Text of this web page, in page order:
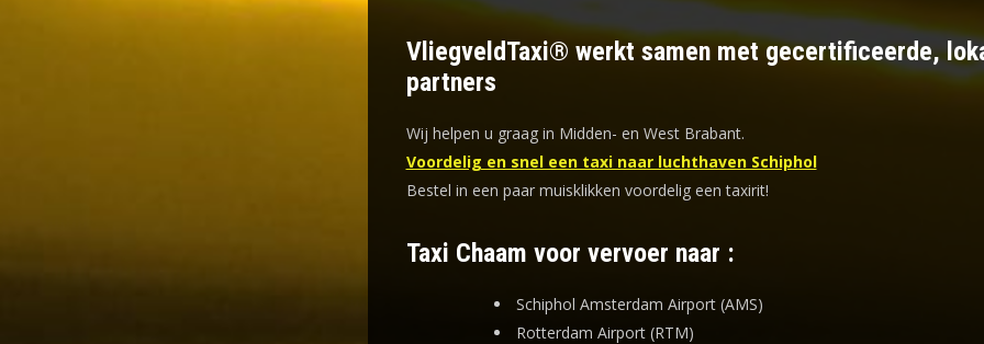
VliegveldTaxi® werkt samen met gecertificeerde,
partners
Wij helpen u graag in Midden- en West Brabant.
Voordelig en snel een taxi naar luchthaven Schiphol
Bestel in een paar muisklikken voordelig een taxirit!
Taxi Chaam voor vervoer naar :
Schiphol Amsterdam Airport (AMS)
Rotterdam Airport (RTM)